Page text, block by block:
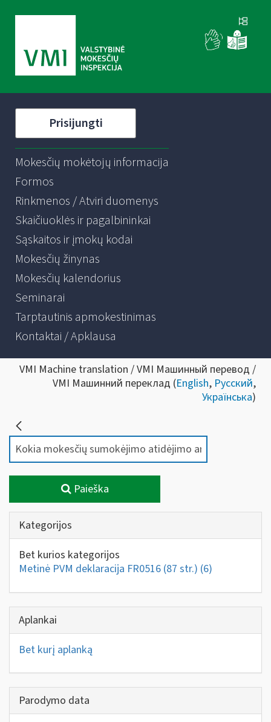
Prisijungti
Mokesčių mokėtojų informacija
Formos
Rinkmenos / Atviri duomenys
Skaičiuoklės ir pagalbininkai
Sąskaitos ir įmokų kodai
Mokesčių žinynas
Mokesčių kalendorius
Seminarai
Tarptautinis apmokestinimas
Kontaktai / Apklausa
VMI Machine translation / VMI Машинный перевод /
VMI Машинний переклад (English, Русский,
Українська)
Paieška
Kategorijos
Bet kurios kategorijos
Metinė PVM deklaracija FR0516 (87 str.) (6)
Aplankai
Bet kurį aplanką
Parodymo data